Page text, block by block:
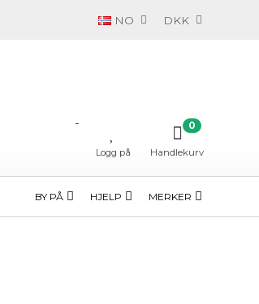
NO DKK
-
Logg på Handlekurv
0
BY PÅ HJELP MERKER